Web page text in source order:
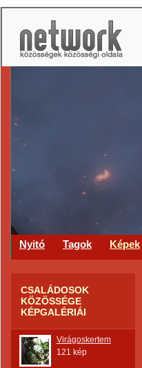
Nyitó Tagok Képek
CSALÁDOSOK
KÖZÖSSÉGE
KÉPGALÉRIÁI
Virágoskertem
121 kép